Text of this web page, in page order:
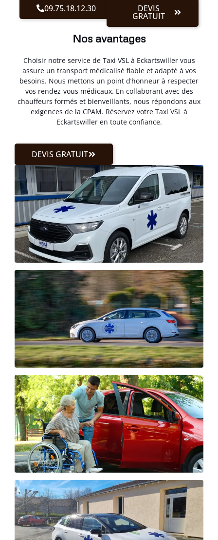
09.75.18.12.30 DEVIS
GRATUIT
Nos avantages
Choisir notre service de Taxi VSL à Eckartswiller vous
assure un transport médicalisé fiable et adapté à vos
besoins. Nous mettons un point d’honneur à respecter
vos rendez-vous médicaux. En collaborant avec des
chauffeurs formés et bienveillants, nous répondons aux
exigences de la CPAM. Réservez votre Taxi VSL à
Eckartswiller en toute confiance.
DEVIS GRATUIT